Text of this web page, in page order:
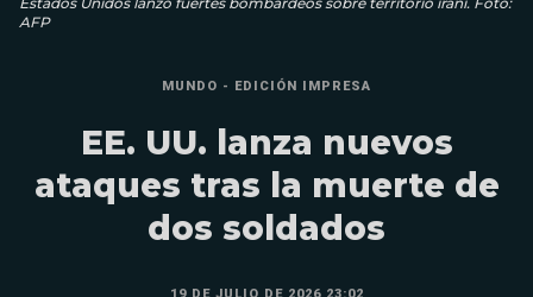
AFP
MUNDO - EDICIÓN IMPRESA
EE. UU. lanza nuevos
ataques tras la muerte de
dos soldados